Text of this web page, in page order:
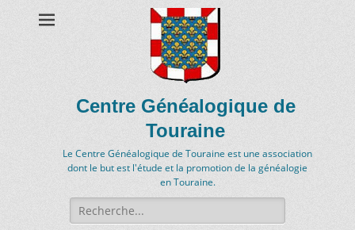
Centre Généalogique de
Touraine
Le Centre Généalogique de Touraine est une association
dont le but est l'étude et la promotion de la généalogie
en Touraine.
Recherche
de: